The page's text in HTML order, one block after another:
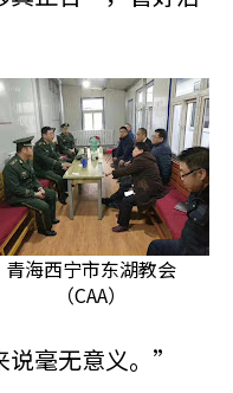
青海西宁市东湖教会
（CAA）
毫无意义。”